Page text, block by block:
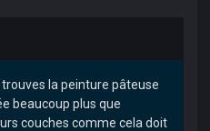
la peinture pâteuse
beaucoup plus que
couches comme cela doit